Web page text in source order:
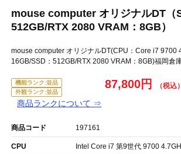
mouse computer オリジナルDT（
512GB/RTX 2080 VRAM：8GB）
mouse computer オリジナルDT(CPU：Core i7 9700
16GB/SSD：512GB/RTX 2080 VRAM：8GB)福岡倉
機能ランク:並品
外観ランク:並品
商品ランクについて ⇒
87,800円
商品コード 197161
CPU Intel Core i7 第9世代 9700